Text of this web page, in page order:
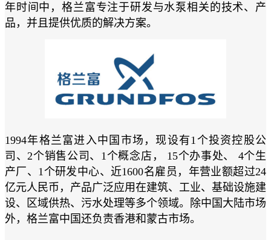
年时间中，格兰富专注于研发与水泵相关的技术、产
品，并且提供优质的解决方案。
1994年格兰富进入中国市场，现设有1个投资控股公
司、2个销售公司、1个概念店， 15个办事处、 4个生
产厂、1个研发中心、近1600名雇员，年营业额超过24
亿元人民币，产品广泛应用在建筑、工业、基础设施建
设、区域供热、污水处理等多个领域。除中国大陆市场
外，格兰富中国还负责香港和蒙古市场。